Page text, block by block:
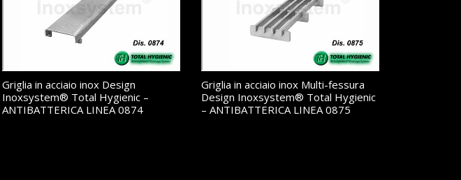
Griglia in acciaio inox Design
Inoxsystem® Total Hygienic –
ANTIBATTERICA LINEA 0874
Griglia in acciaio inox Multi-fessura
Design Inoxsystem® Total Hygienic
– ANTIBATTERICA LINEA 0875